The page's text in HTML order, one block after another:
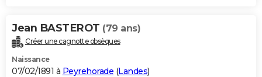
Jean BASTEROT (79 ans)
Créer une cagnotte obsèques
Naissance
07/02/1891 à Peyrehorade (Landes)